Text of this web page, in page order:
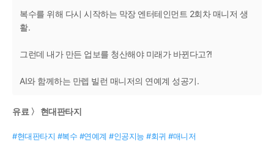
복수를 위해 다시 시작하는 막장 엔터테인먼트 2회차 매니저 생
활.
그런데 내가 만든 업보를 청산해야 미래가 바뀐다고?!
AI와 함께하는 만렙 빌런 매니저의 연예계 성공기.
유료 〉 현대판타지
#현대판타지 #복수 #연예계 #인공지능 #회귀 #매니저